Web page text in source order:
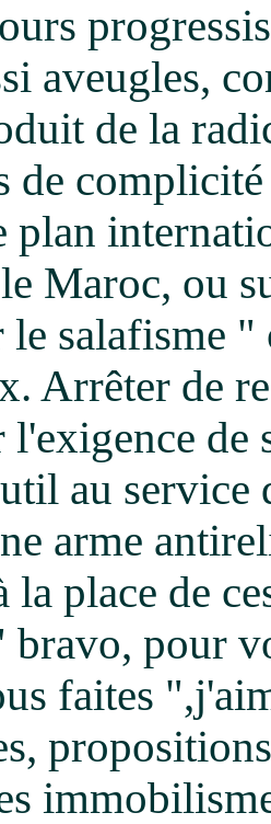
aveugles,
de la
de
plan
Maroc, ou
salafisme
Arrêter de
l'exigence de
au service
arme
la place de
bravo, pour
faites